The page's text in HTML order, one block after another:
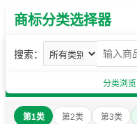
商标分类选择器
搜索：
分类浏览
第1类 第2类 第3类